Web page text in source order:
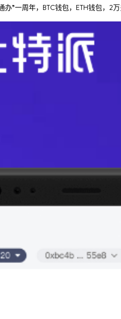
”一周年，BTC钱包，ETH钱包，